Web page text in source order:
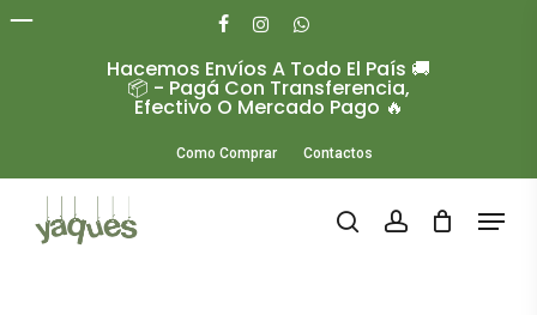
Hacemos Envíos A Todo El País 🚚
📦 - Pagá Con Transferencia,
Efectivo O Mercado Pago 🔥
Como Comprar Contactos
search account
Menu